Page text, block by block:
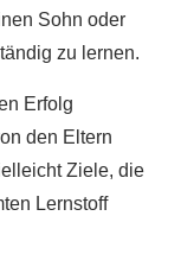
Sohn oder
zu lernen.
Erfolg
den Eltern
Ziele, die
Lernstoff